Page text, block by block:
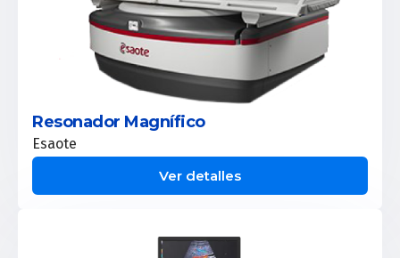
Resonador Magnífico
Esaote
Ver detalles